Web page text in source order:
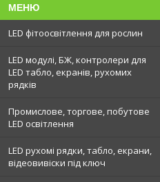
LED фітоосвітлення для рослин
LED модулі, БЖ, контролери для
LED табло, екранів, рухомих
рядків
Промислове, торгове, побутове
LED освітлення
LED рухомі рядки, табло, екрани,
відеовивіски під ключ